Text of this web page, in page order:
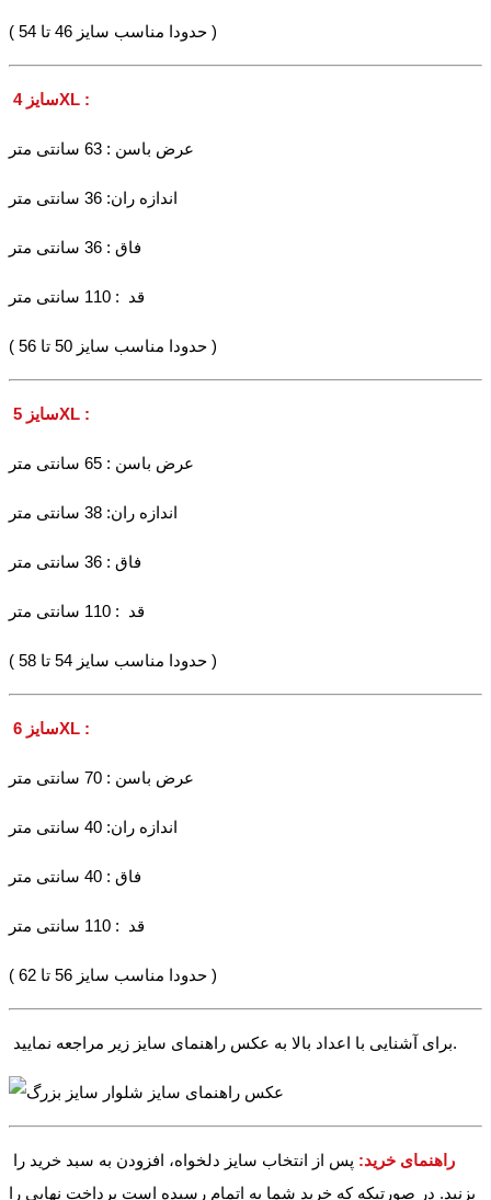
( حدودا مناسب سایز 46 تا 54 )
سایز 4XL :
عرض باسن : 63 سانتی متر
اندازه ران: 36 سانتی متر
فاق : 36 سانتی متر
قد : 110 سانتی متر
( حدودا مناسب سایز 50 تا 56 )
سایز 5XL :
عرض باسن : 65 سانتی متر
اندازه ران: 38 سانتی متر
فاق : 36 سانتی متر
قد : 110 سانتی متر
( حدودا مناسب سایز 54 تا 58 )
سایز 6XL :
عرض باسن : 70 سانتی متر
اندازه ران: 40 سانتی متر
فاق : 40 سانتی متر
قد : 110 سانتی متر
( حدودا مناسب سایز 56 تا 62 )
برای آشنایی با اعداد بالا به عکس راهنمای سایز زیر مراجعه نمایید.
راهنمای خرید: پس از انتخاب سایز دلخواه، افزودن به سبد خرید را
بزنید. در صورتیکه که خرید شما به اتمام رسیده است پرداخت نهایی را